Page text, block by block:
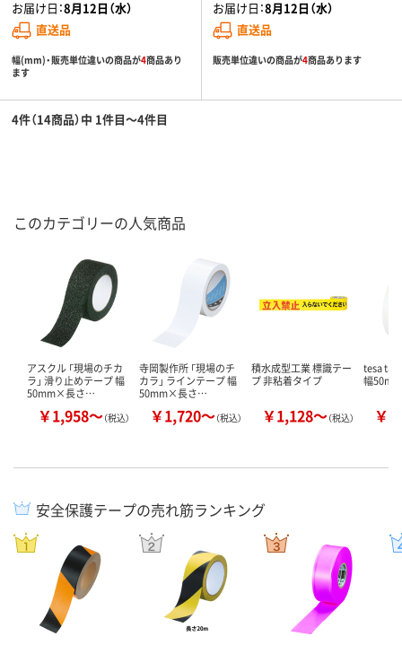
お届け日：8月12日（水）
直送品
幅(mm)・販売単位違いの商品が4商品あり
ます
お届け日：8月12日（水）
直送品
販売単位違いの商品が4商品あります
4件（14商品）中 1件目～4件目
このカテゴリーの人気商品
アスクル 「現場のチカ
ラ」 滑り止めテープ 幅
50mm×長さ…
￥1,958～（税込）
寺岡製作所 「現場のチ
カラ」 ラインテープ 幅
50mm×長さ…
￥1,720～（税込）
積水成型工業 標識テー
プ 非粘着タイプ
￥1,128～（税込）
tesa
幅
￥
安全保護テープの売れ筋ランキング